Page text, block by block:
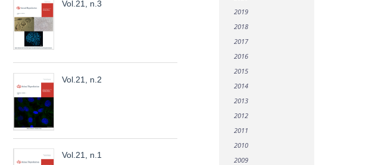
Vol.21, n.3
Vol.21, n.2
Vol.21, n.1
2019
2018
2017
2016
2015
2014
2013
2012
2011
2010
2009